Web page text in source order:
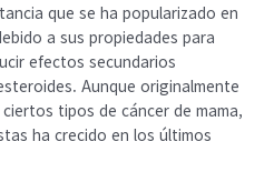
que se ha popularizado en
a sus propiedades para
efectos secundarios
Aunque originalmente
tipos de cáncer de mama,
ha crecido en los últimos